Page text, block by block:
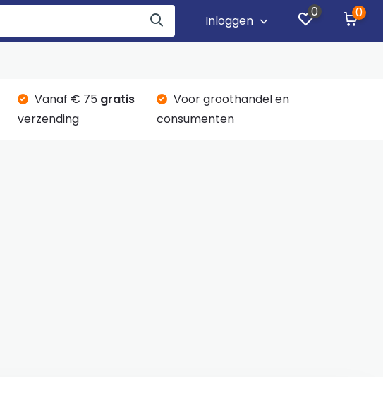
Inloggen
0 0
Vanaf € 75 gratis
verzending
Voor groothandel en
consumenten